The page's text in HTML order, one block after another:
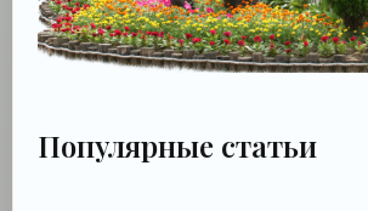
Популярные статьи